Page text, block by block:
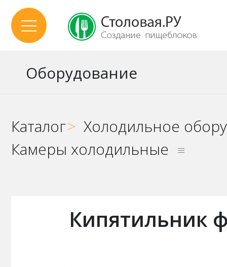
Оборудование
Каталог> Холодильное
Камеры холодильные
Кипятильник